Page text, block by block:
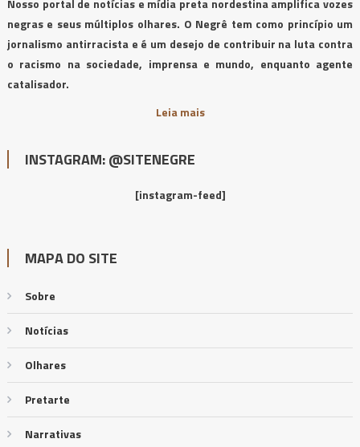
Nosso portal de notícias e mídia preta nordestina amplifica vozes
negras e seus múltiplos olhares. O Negrê tem como princípio um
jornalismo antirracista e é um desejo de contribuir na luta contra
o racismo na sociedade, imprensa e mundo, enquanto agente
catalisador.
Leia mais
INSTAGRAM: @SITENEGRE
[instagram-feed]
MAPA DO SITE
Sobre
Notícias
Olhares
Pretarte
Narrativas